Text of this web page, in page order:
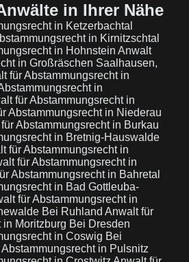
in Ihrer Nähe
in Ketzerbachtal
in Kirnitzschtal
in Hohnstein Anwalt
in Großräschen Saalhausen,
für Abstammungsrecht in
in
für Abstammungsrecht in
Abstammungsrecht in Niederau
Abstammungsrecht in Burkau
in Bretnig-Hauswalde
für Abstammungsrecht in
für Abstammungsrecht in
Abstammungsrecht in Bahretal
in Bad Gottleuba-
für Abstammungsrecht in
Bei Ruhland Anwalt für
Moritzburg Bei Dresden
in Coswig Bei
in Pulsnitz